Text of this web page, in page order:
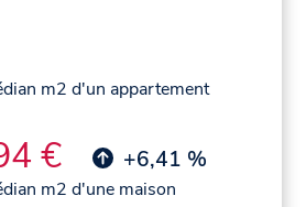
m2 d'un appartement
€ +6,41 %
m2 d'une maison